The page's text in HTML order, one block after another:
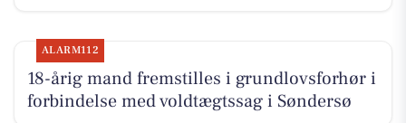
ALARM112
18-årig mand fremstilles i grundlovsforhør i
forbindelse med voldtægtssag i Søndersø